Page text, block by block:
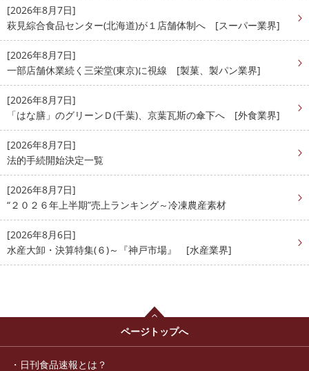
[2026年8月7日]
萩見綜合食品センター(北海道)が１店舗体制へ [スーパー業界]
[2026年8月7日]
一部店舗休業続く三栄堂(東京)に視線 [製菓、製パン業界]
[2026年8月7日]
「はな膳」のグリーンＤ(千葉)、京葉瓦斯の傘下へ [外食業界]
[2026年8月7日]
法的手続開始決定一覧
[2026年8月7日]
“２０２６年上半期”売上ランキング～冷凍農産素材
[2026年8月6日]
水産大卸・決算特集(６)～『神戸市場』 [水産業界]
ページトップへ
日刊食品速報とは？